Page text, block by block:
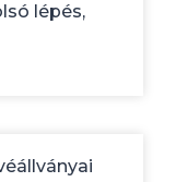
lépés,